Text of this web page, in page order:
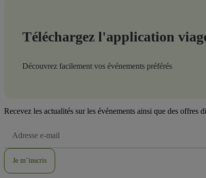
Téléchargez l'application
Découvrez facilement vos événements préférés
Recevez les actualités sur les événements ainsi que des offres
e-
Je m’inscris